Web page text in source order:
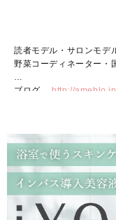
読者モデル・サロンモデ
野菜コーディネーター・
ブログ→ http://
a